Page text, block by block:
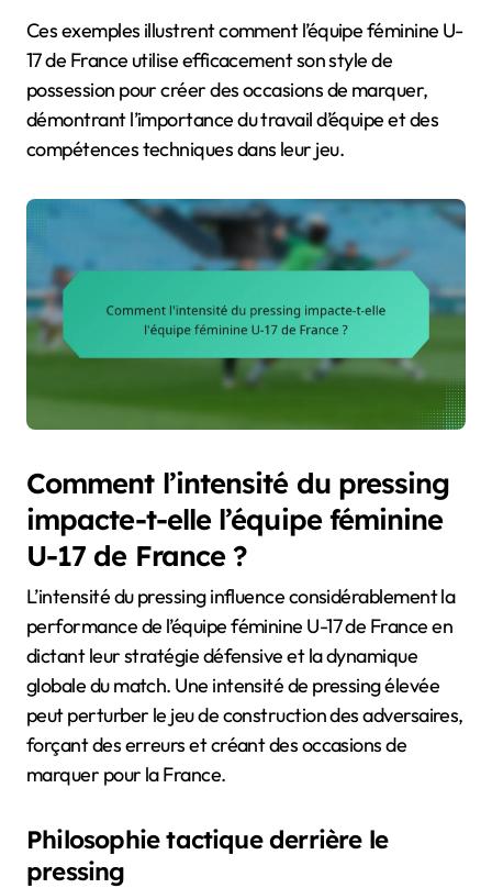
Ces exemples illustrent comment l’équipe féminine U-
17 de France utilise efficacement son style de
possession pour créer des occasions de marquer,
démontrant l’importance du travail d’équipe et des
compétences techniques dans leur jeu.
Comment l’intensité du pressing
impacte-t-elle l’équipe féminine
U-17 de France ?
L’intensité du pressing influence considérablement la
performance de l’équipe féminine U-17 de France en
dictant leur stratégie défensive et la dynamique
globale du match. Une intensité de pressing élevée
peut perturber le jeu de construction des adversaires,
forçant des erreurs et créant des occasions de
marquer pour la France.
Philosophie tactique derrière le
pressing